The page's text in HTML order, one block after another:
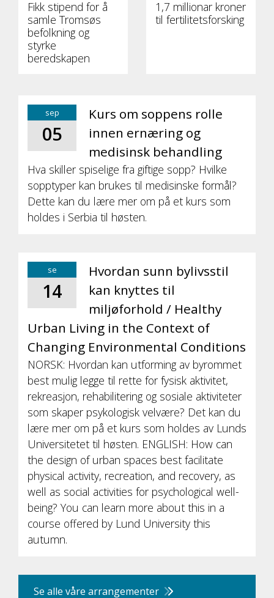
Fikk stipend for å
samle Tromsøs
befolkning og
styrke
beredskapen
1,7 millionar kroner
til fertilitetsforsking
sep
05
Kurs om soppens rolle
innen ernæring og
medisinsk behandling
Hva skiller spiselige fra giftige sopp? Hvilke
sopptyper kan brukes til medisinske formål?
Dette kan du lære mer om på et kurs som
holdes i Serbia til høsten.
se
14
Hvordan sunn bylivsstil
kan knyttes til
miljøforhold / Healthy
Urban Living in the Context of
Changing Environmental Conditions
NORSK: Hvordan kan utforming av byrommet
best mulig legge til rette for fysisk aktivitet,
rekreasjon, rehabilitering og sosiale aktiviteter
som skaper psykologisk velvære? Det kan du
lære mer om på et kurs som holdes av Lunds
Universitetet til høsten. ENGLISH: How can
the design of urban spaces best facilitate
physical activity, recreation, and recovery, as
well as social activities for psychological well-
being? You can learn more about this in a
course offered by Lund University this
autumn.
Se alle våre arrangementer